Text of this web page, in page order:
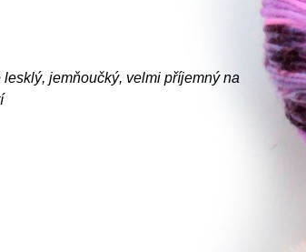
jemňoučký, velmi příjemný na